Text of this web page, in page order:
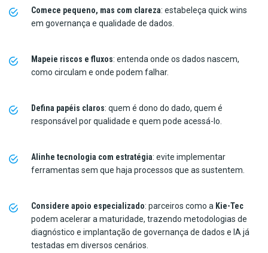
Comece pequeno, mas com clareza: estabeleça quick wins
em governança e qualidade de dados.
Mapeie riscos e fluxos: entenda onde os dados nascem,
como circulam e onde podem falhar.
Defina papéis claros: quem é dono do dado, quem é
responsável por qualidade e quem pode acessá-lo.
Alinhe tecnologia com estratégia: evite implementar
ferramentas sem que haja processos que as sustentem.
Considere apoio especializado: parceiros como a Kie-Tec
podem acelerar a maturidade, trazendo metodologias de
diagnóstico e implantação de governança de dados e IA já
testadas em diversos cenários.